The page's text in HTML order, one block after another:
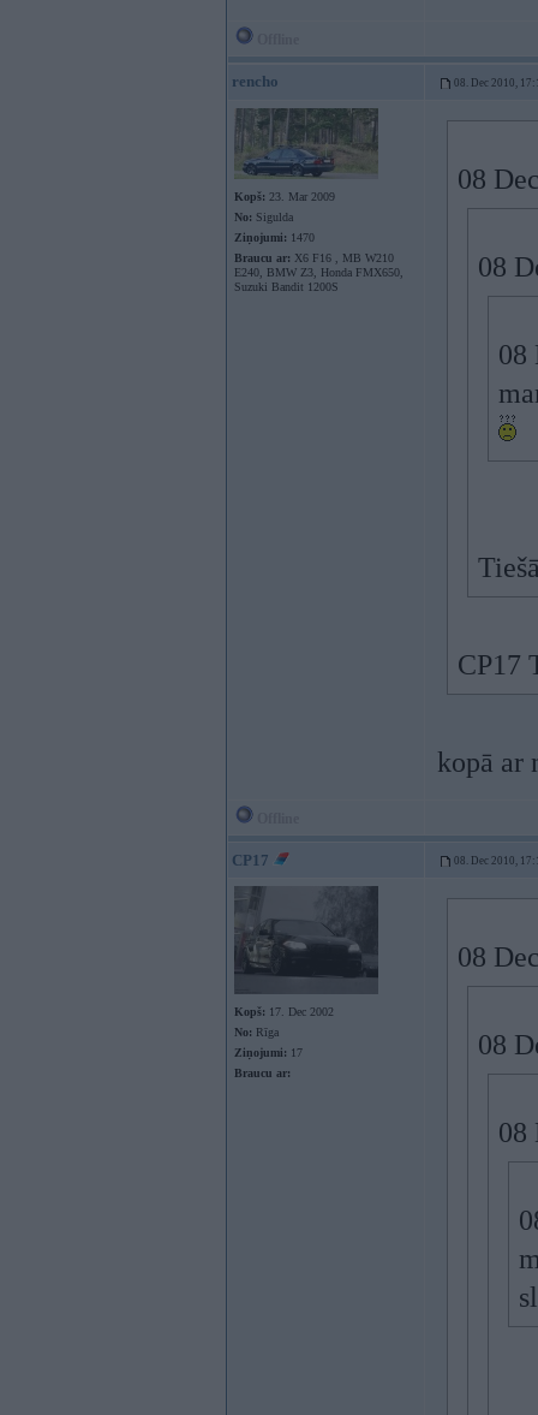
rencho 08. Dec 2010,
Kopš: 23. Mar 2009
No: Sigulda
Ziņojumi: 1470
Braucu ar: X6 F16 , MB W210
E240, BMW Z3, Honda FMX650,
Suzuki Bandit 1200S
08
08
08
CP17
kopā ar
CP17 08. Dec 2010,
Kopš: 17. Dec 2002
No: Rīga
Ziņojumi: 17
Braucu ar:
08
08
08